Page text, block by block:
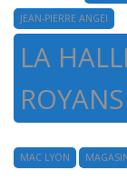
JEAN-PIERRE ANGEI
LA
ROYANS
MAC LYON